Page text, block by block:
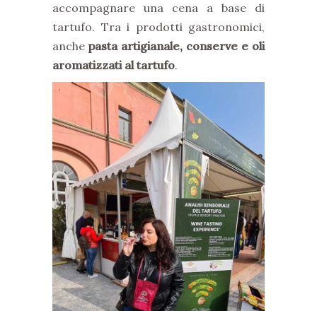
accompagnare una cena a base di
tartufo. Tra i prodotti gastronomici,
anche pasta artigianale, conserve e oli
aromatizzati al tartufo.